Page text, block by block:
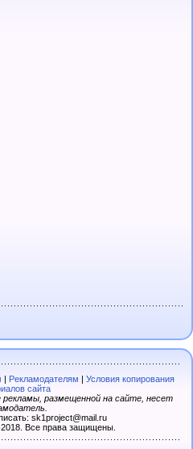
Рекламодателям
Условия копирования
сайта
размещенной на сайте, несет
sk1project@mail.ru
Все права защищены.